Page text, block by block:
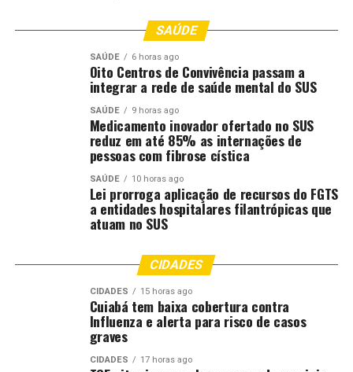
provenientes de criatórios profissionais apresentam
melhor conversão alimentar e ganho de carcaça,
enquanto aqueles de linhagens inferiores apresentam
desempenho reduzido.
Recomendações para o
produtor
O time de originação de campo da JBS oferece
consultoria aos pecuaristas, avaliando a condição dos
lotes e ajudando a prever ganhos de peso antes do
peso nas pastagens secas é um erro de gestão e
riscos e custos.
Com informações de:
SAÚDE
SAÚDE 6 horas ago
Oito Centros de Convivência passam a
integrar a rede de saúde mental do SUS
SAÚDE 9 horas ago
Medicamento inovador ofertado no SUS
reduz em até 85% as internações de
pessoas com fibrose cística
SAÚDE 10 horas ago
Lei prorroga aplicação de recursos do FGTS
a entidades hospitalares filantrópicas que
atuam no SUS
CIDADES
CIDADES 15 horas ago
Cuiabá tem baixa cobertura contra
Influenza e alerta para risco de casos
graves
CIDADES 17 horas ago